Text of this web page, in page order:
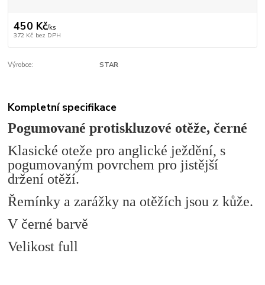
450 Kč/ks
372 Kč bez DPH
Výrobce: STAR
Kompletní specifikace
Pogumované protiskluzové otěže, černé
Klasické oteže pro anglické ježdění, s
pogumovaným povrchem pro jistější
držení otěží.
Řemínky a zarážky na otěžích jsou z kůže.
V černé barvě
Velikost full